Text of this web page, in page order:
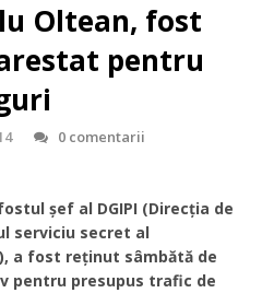
Oltean, fost
pentru
0 comentarii
șef al DGIPI (Direcția de
serviciu secret al
a fost reținut sâmbătă de
pentru presupus trafic de